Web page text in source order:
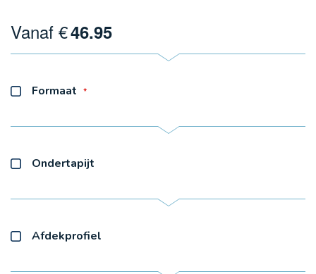
Vanaf €46.95
Formaat
Ondertapijt
Afdekprofiel